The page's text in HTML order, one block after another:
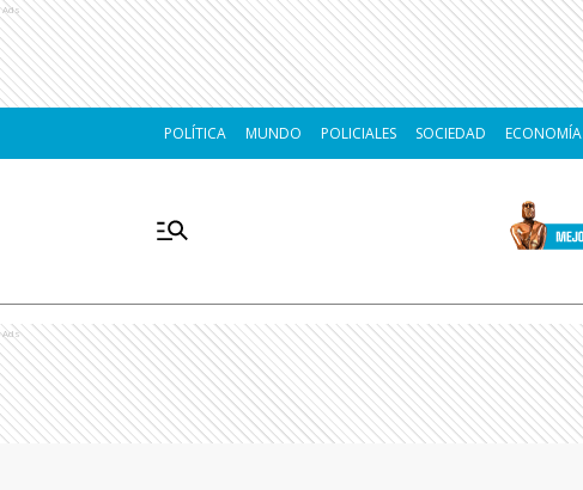
Ads
POLÍTICA MUNDO POLICIALES SOCIEDAD ECONOMÍA
Ads